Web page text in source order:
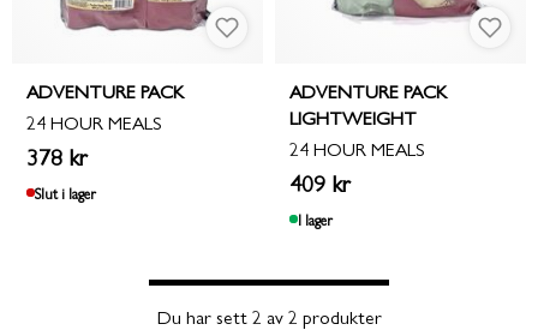
ADVENTURE PACK
24 HOUR MEALS
378 kr
Slut i lager
ADVENTURE PACK
LIGHTWEIGHT
24 HOUR MEALS
409 kr
I lager
Du har sett 2 av 2 produkter